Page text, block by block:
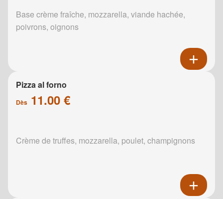
Base crème fraîche, mozzarella, viande hachée,
poivrons, oignons
Pizza al forno
Dès 11.00 €
Crème de truffes, mozzarella, poulet, champignons